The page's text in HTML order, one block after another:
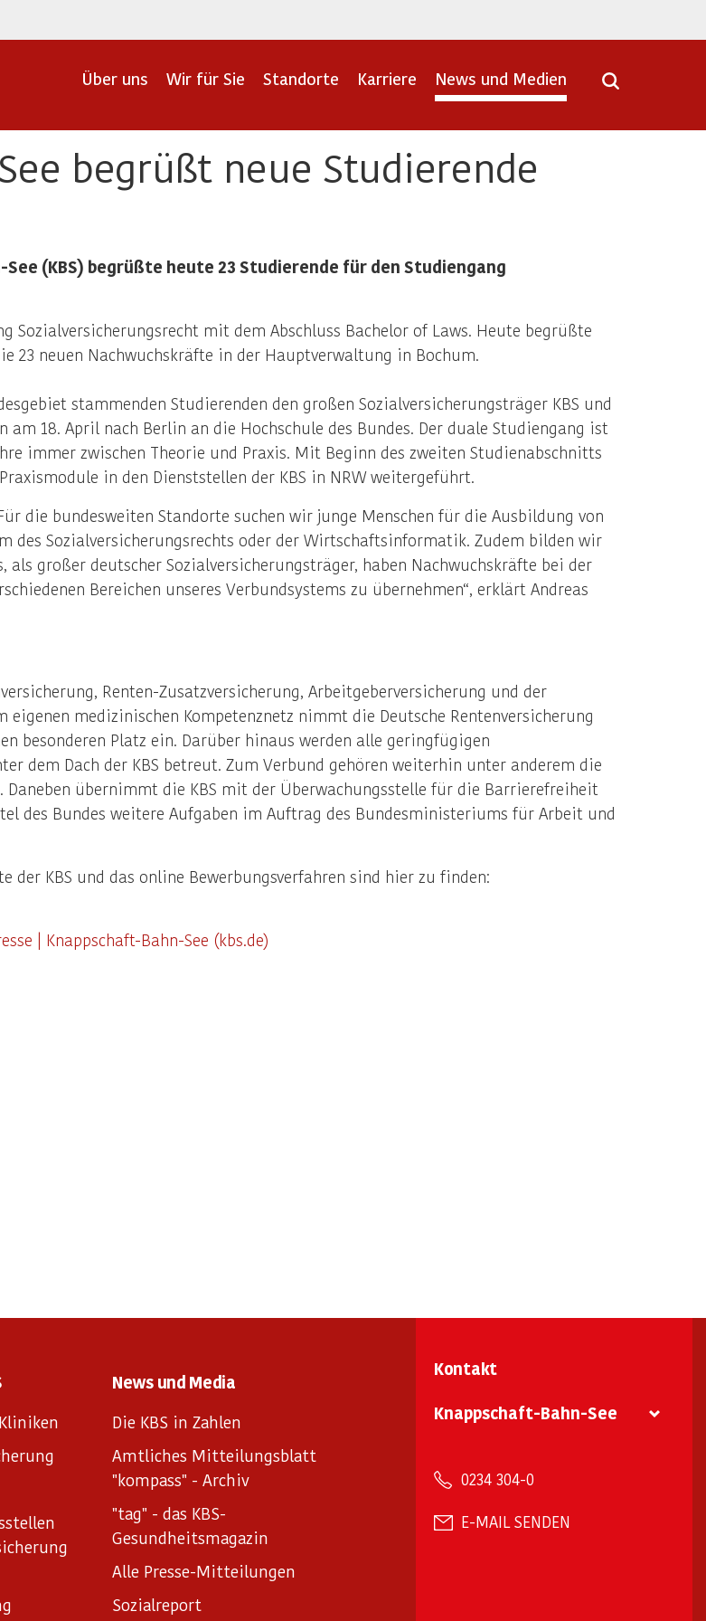
Über uns Wir für Sie Standorte Karriere News und Medien
begrüßt neue Studierende
(KBS) begrüßte heute 23 Studierende für den Studiengang
Sozialversicherungsrecht mit dem Abschluss Bachelor of Laws. Heute begrüßte
23 neuen Nachwuchskräfte in der Hauptverwaltung in Bochum.
stammenden Studierenden den großen Sozialversicherungsträger KBS und
18. April nach Berlin an die Hochschule des Bundes. Der duale Studiengang ist
immer zwischen Theorie und Praxis. Mit Beginn des zweiten Studienabschnitts
in den Dienststellen der KBS in NRW weitergeführt.
die bundesweiten Standorte suchen wir junge Menschen für die Ausbildung von
des Sozialversicherungsrechts oder der Wirtschaftsinformatik. Zudem bilden wir
großer deutscher Sozialversicherungsträger, haben Nachwuchskräfte bei der
Bereichen unseres Verbundsystems zu übernehmen“, erklärt Andreas
Renten-Zusatzversicherung, Arbeitgeberversicherung und der
eigenen medizinischen Kompetenznetz nimmt die Deutsche Rentenversicherung
besonderen Platz ein. Darüber hinaus werden alle geringfügigen
dem Dach der KBS betreut. Zum Verbund gehören weiterhin unter anderem die
Daneben übernimmt die KBS mit der Überwachungsstelle für die Barrierefreiheit
des Bundes weitere Aufgaben im Auftrag des Bundesministeriums für Arbeit und
KBS und das online Bewerbungsverfahren sind hier zu finden:
| Knappschaft-Bahn-See (kbs.de)
News und Media
Die KBS in Zahlen
Amtliches Mitteilungsblatt
"kompass" - Archiv
"tag" - das KBS-
Gesundheitsmagazin
Alle Presse-Mitteilungen
Sozialreport
Kontakt
Knappschaft-Bahn-See
0234 304-0
E-MAIL SENDEN